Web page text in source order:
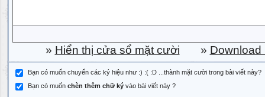
» Hiển thị cửa sổ mặt cười » Download
Bạn có muốn chuyển các ký hiệu như :) :( :D ...thành mặt cười trong bài viết này?
Bạn có muốn chèn thêm chữ ký vào bài viết này ?